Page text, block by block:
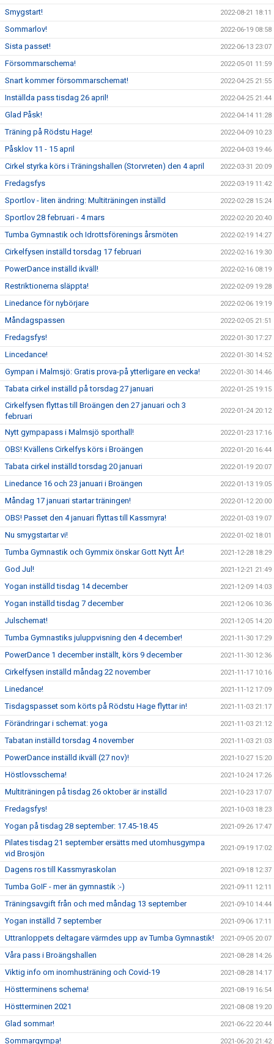
Smygstart! 2022-08-21 18:11
Sommarlov! 2022-06-19 08:58
Sista passet! 2022-06-13 23:07
Försommarschema! 2022-05-01 11:59
Snart kommer försommarschemat! 2022-04-25 21:55
Inställda pass tisdag 26 april! 2022-04-25 21:44
Glad Påsk! 2022-04-14 11:28
Träning på Rödstu Hage! 2022-04-09 10:23
Påsklov 11 - 15 april 2022-04-03 19:46
Cirkel styrka körs i Träningshallen (Storvreten) den 4 april 2022-03-31 20:09
Fredagsfys 2022-03-19 11:42
Sportlov - liten ändring: Multiträningen inställd 2022-02-28 15:24
Sportlov 28 februari - 4 mars 2022-02-20 20:40
Tumba Gymnastik och Idrottsförenings årsmöten 2022-02-19 14:27
Cirkelfysen inställd torsdag 17 februari 2022-02-16 19:30
PowerDance inställd ikväll! 2022-02-16 08:19
Restriktionerna släppta! 2022-02-09 19:28
Linedance för nybörjare 2022-02-06 19:19
Måndagspassen 2022-02-05 21:51
Fredagsfys! 2022-01-30 17:27
Lincedance! 2022-01-30 14:52
Gympan i Malmsjö: Gratis prova-på ytterligare en vecka! 2022-01-30 14:46
Tabata cirkel inställd på torsdag 27 januari 2022-01-25 19:15
Cirkelfysen flyttas till Broängen den 27 januari och 3
februari
2022-01-24 20:12
Nytt gympapass i Malmsjö sporthall! 2022-01-23 17:16
OBS! Kvällens Cirkelfys körs i Broängen 2022-01-20 16:44
Tabata cirkel inställd torsdag 20 januari 2022-01-19 20:07
Linedance 16 och 23 januari i Broängen 2022-01-13 19:05
Måndag 17 januari startar träningen! 2022-01-12 20:00
OBS! Passet den 4 januari flyttas till Kassmyra! 2022-01-03 19:07
Nu smygstartar vi! 2022-01-02 18:01
Tumba Gymnastik och Gymmix önskar Gott Nytt År! 2021-12-28 18:29
God Jul! 2021-12-21 21:49
Yogan inställd tisdag 14 december 2021-12-09 14:03
Yogan inställd tisdag 7 december 2021-12-06 10:36
Julschemat! 2021-12-05 14:20
Tumba Gymnastiks juluppvisning den 4 december! 2021-11-30 17:29
PowerDance 1 december inställt, körs 9 december 2021-11-30 12:36
Cirkelfysen inställd måndag 22 november 2021-11-17 10:16
Linedance! 2021-11-12 17:09
Tisdagspasset som körts på Rödstu Hage flyttar in! 2021-11-03 21:17
Förändringar i schemat: yoga 2021-11-03 21:12
Tabatan inställd torsdag 4 november 2021-11-03 21:03
PowerDance inställd ikväll (27 nov)! 2021-10-27 15:20
Höstlovsschema! 2021-10-24 17:26
Multiträningen på tisdag 26 oktober är inställd 2021-10-23 17:07
Fredagsfys! 2021-10-03 18:23
Yogan på tisdag 28 september: 17.45-18.45 2021-09-26 17:47
Pilates tisdag 21 september ersätts med utomhusgympa
vid Brosjön
2021-09-19 17:02
Dagens ros till Kassmyraskolan 2021-09-18 12:37
Tumba GoIF - mer än gymnastik :-) 2021-09-11 12:11
Träningsavgift från och med måndag 13 september 2021-09-10 14:44
Yogan inställd 7 september 2021-09-06 17:11
Uttranloppets deltagare värmdes upp av Tumba Gymnastik! 2021-09-05 20:07
Våra pass i Broängshallen 2021-08-28 14:26
Viktig info om inomhusträning och Covid-19 2021-08-28 14:17
Höstterminens schema! 2021-08-19 16:54
Höstterminen 2021 2021-08-08 19:20
Glad sommar! 2021-06-22 20:44
Sommargympa! 2021-06-20 21:42